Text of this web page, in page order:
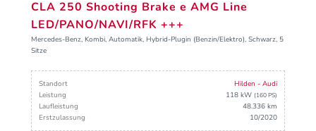
CLA 250 Shooting Brake e AMG Line
LED/PANO/NAVI/RFK +++
Mercedes-Benz, Kombi, Automatik, Hybrid-Plugin (Benzin/Elektro), Schwarz, 5
Sitze
Standort
Hilden - Audi
Leistung
118 kW (160 PS)
Laufleistung
48.336 km
Erstzulassung
10/2020